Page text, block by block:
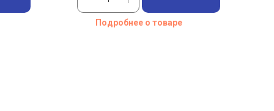
Подробнее о товаре